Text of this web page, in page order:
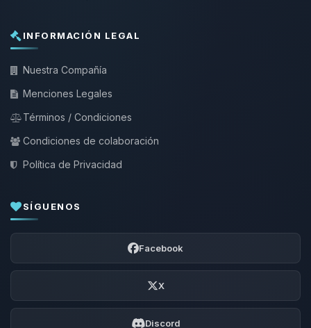
INFORMACIÓN LEGAL
Nuestra Compañía
Menciones Legales
Términos / Condiciones
Condiciones de colaboración
Política de Privacidad
SÍGUENOS
Facebook
X
Discord